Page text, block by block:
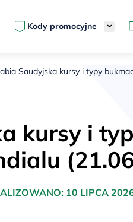
Kody promocyjne
Saudyjska kursy i typy
kursy i
10 LIPCA